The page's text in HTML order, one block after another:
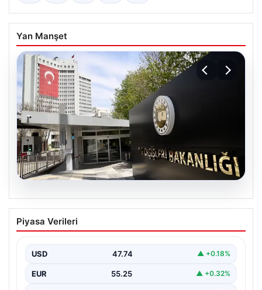
Yan Manşet
Dışişleri Sözcüsü Keçeli’den
Yunanistan açıklaması. “Ülkemiz
doğurmayacaktır”
Piyasa Verileri
USD 47.74 ▲ +0.18%
EUR 55.25 ▲ +0.32%